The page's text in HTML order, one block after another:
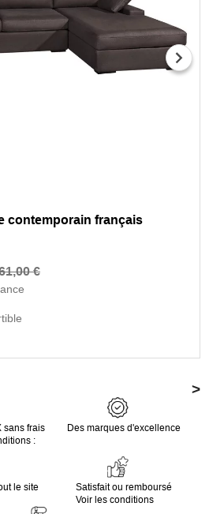
contemporain français
€
>
sans frais
:
Des marques d'excellence
le site
Satisfait ou remboursé
Voir les conditions